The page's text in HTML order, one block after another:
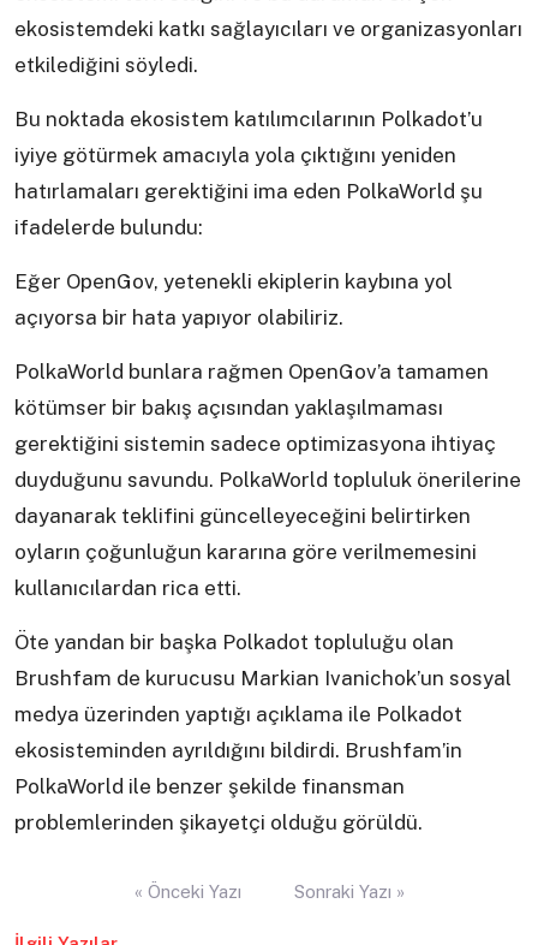
ekosistemdeki katkı sağlayıcıları ve organizasyonları
etkilediğini söyledi.
Bu noktada ekosistem katılımcılarının Polkadot’u
iyiye götürmek amacıyla yola çıktığını yeniden
hatırlamaları gerektiğini ima eden PolkaWorld şu
ifadelerde bulundu:
Eğer OpenGov, yetenekli ekiplerin kaybına yol
açıyorsa bir hata yapıyor olabiliriz.
PolkaWorld bunlara rağmen OpenGov’a tamamen
kötümser bir bakış açısından yaklaşılmaması
gerektiğini sistemin sadece optimizasyona ihtiyaç
duyduğunu savundu. PolkaWorld topluluk önerilerine
dayanarak teklifini güncelleyeceğini belirtirken
oyların çoğunluğun kararına göre verilmemesini
kullanıcılardan rica etti.
Öte yandan bir başka Polkadot topluluğu olan
Brushfam de kurucusu Markian Ivanichok’un sosyal
medya üzerinden yaptığı açıklama ile Polkadot
ekosisteminden ayrıldığını bildirdi. Brushfam’in
PolkaWorld ile benzer şekilde finansman
problemlerinden şikayetçi olduğu görüldü.
« Önceki Yazı Sonraki Yazı »